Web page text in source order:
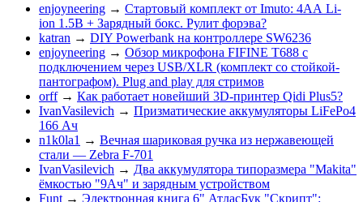
enjoyneering → Стартовый комплект от Imuto: 4АА Li-
ion 1.5В + Зарядный бокс. Рулит форэва?
katran → DIY Powerbank на контроллере SW6236
enjoyneering → Обзор микрофона FIFINE T688 с
подключением через USB/XLR (комплект со стойкой-
пантографом). Plug and play для стримов
orff → Как работает новейший 3D-принтер Qidi Plus5?
IvanVasilevich → Призматические аккумуляторы LiFePo4
166 Ач
n1k0la1 → Вечная шариковая ручка из нержавеющей
стали — Zebra F-701
IvanVasilevich → Два аккумулятора типоразмера "Makita"
ёмкостью "9Ач" и зарядным устройством
Funt → Электронная книга 6" АтласБук "Скрипт":